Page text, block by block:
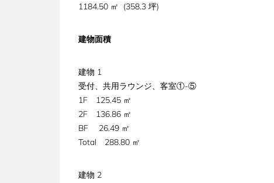
1184.50 ㎡ (358.3 坪)
建物面積
建物 1
受付、共用ラウンジ、客室①-⑤
1F 125.45 ㎡
2F 136.86 ㎡
BF 26.49 ㎡
Total 288.80 ㎡
建物 2